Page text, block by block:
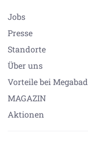
Jobs
Presse
Standorte
Über uns
Vorteile bei Megabad
MAGAZIN
Aktionen